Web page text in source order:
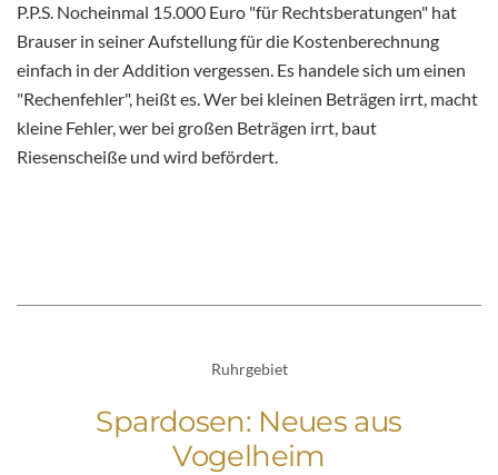
P.P.S. Nocheinmal 15.000 Euro "für Rechtsberatungen" hat
Brauser in seiner Aufstellung für die Kostenberechnung
einfach in der Addition vergessen. Es handele sich um einen
"Rechenfehler", heißt es. Wer bei kleinen Beträgen irrt, macht
kleine Fehler, wer bei großen Beträgen irrt, baut
Riesenscheiße und wird befördert.
Ruhrgebiet
Spardosen: Neues aus
Vogelheim